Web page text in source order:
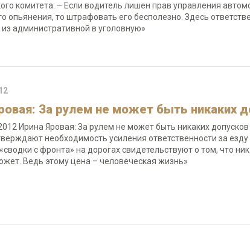
комитета. – Если водитель лишен прав управления
опьянения, то штрафовать его бесполезно. Здесь
административной в уголовную»
За рулем не может быть никаких
Ирина Яровая: За рулем не может быть никаких
необходимость усиления ответственности за
с фронта» на дорогах свидетельствуют о том, что
Ведь этому цена – человеческая жизнь»